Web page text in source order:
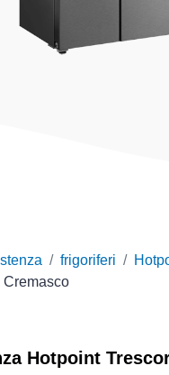
frigoriferi
Cremasco
Hotpoint